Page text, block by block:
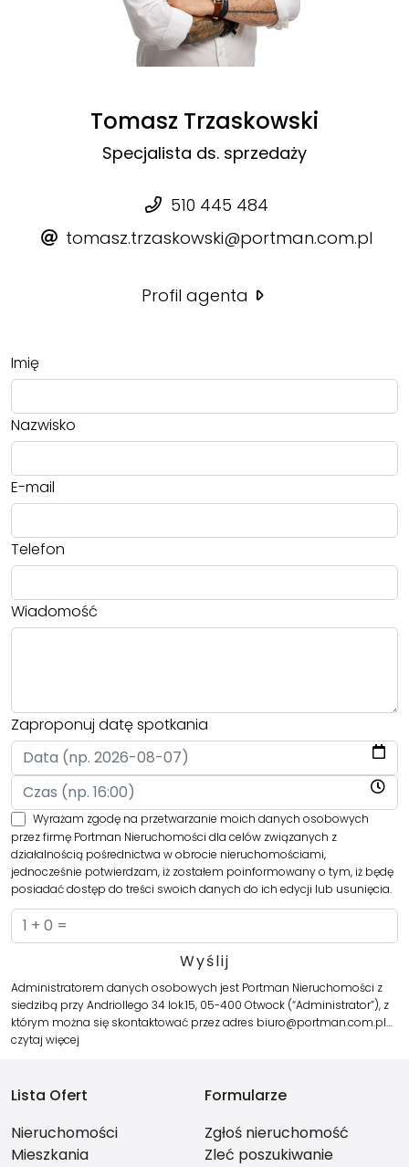
Tomasz Trzaskowski
Specjalista ds. sprzedaży
510 445 484
tomasz.trzaskowski@portman.com.pl
Profil agenta
Imię
Nazwisko
E-mail
Telefon
Wiadomość
Zaproponuj datę spotkania
Wyrażam zgodę na przetwarzanie moich danych osobowych
przez firmę Portman Nieruchomości dla celów związanych z
działalnością pośrednictwa w obrocie nieruchomościami,
jednocześnie potwierdzam, iż zostałem poinformowany o tym, iż będę
posiadać dostęp do treści swoich danych do ich edycji lub usunięcia.
Administratorem danych osobowych jest Portman Nieruchomości z
siedzibą przy Andriollego 34 lok.15, 05-400 Otwock (“Administrator”), z
którym można się skontaktować przez adres biuro@portman.com.pl…
czytaj więcej
Lista Ofert
Nieruchomości
Mieszkania
Formularze
Zgłoś nieruchomość
Zleć poszukiwanie